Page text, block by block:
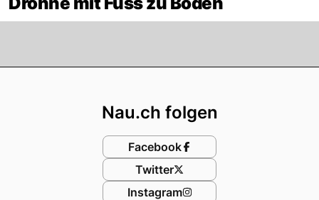
Nau.ch folgen
Facebook
Twitter
Instagram